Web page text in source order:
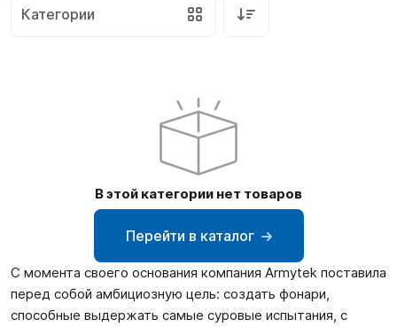
Категории
В этой категории нет товаров
Перейти в каталог
С момента своего основания компания Armytek поставила
перед собой амбициозную цель: создать фонари,
способные выдержать самые суровые испытания, с